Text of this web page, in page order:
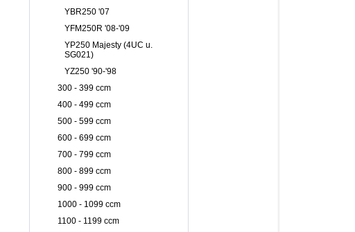
YBR250 '07
YFM250R '08-'09
YP250 Majesty (4UC u.
SG021)
YZ250 '90-'98
300 - 399 ccm
400 - 499 ccm
500 - 599 ccm
600 - 699 ccm
700 - 799 ccm
800 - 899 ccm
900 - 999 ccm
1000 - 1099 ccm
1100 - 1199 ccm